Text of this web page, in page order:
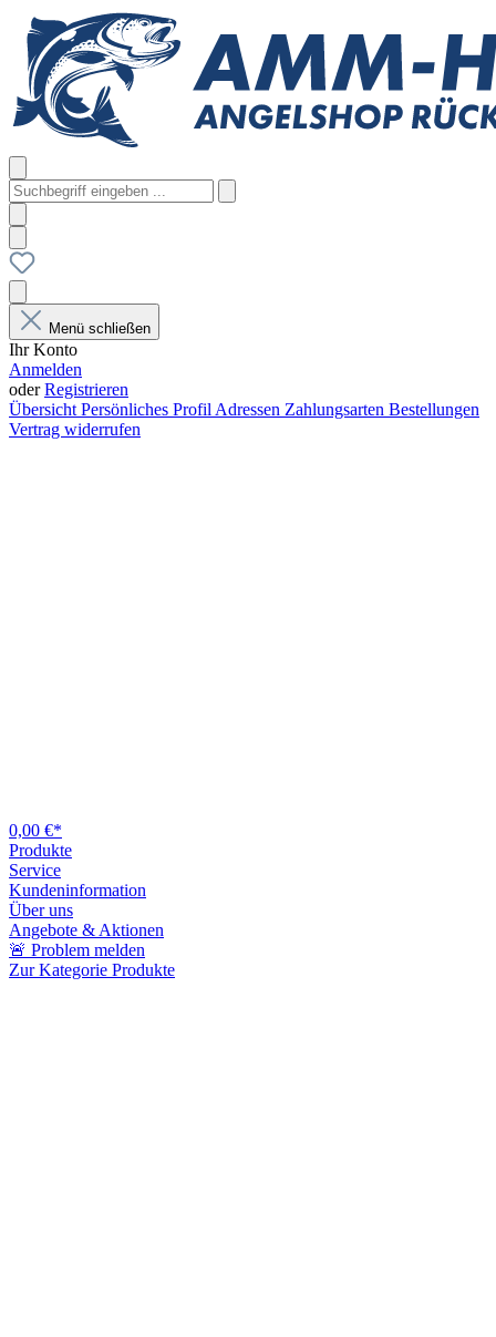
Menü schließen
Ihr Konto
Anmelden
oderRegistrieren
Übersicht Persönliches Profil Adressen Zahlungsarten Bestellungen
Vertrag widerrufen
0,00 €*
Produkte
Service
Kundeninformation
Über uns
Angebote & Aktionen
🚨 Problem melden
Zur Kategorie Produkte